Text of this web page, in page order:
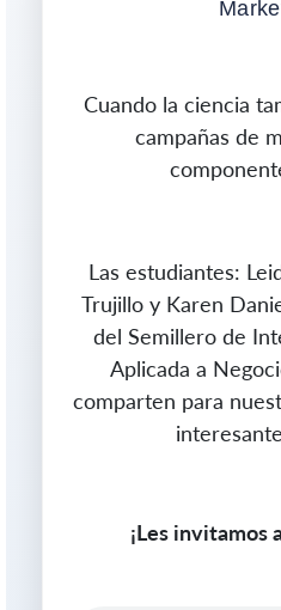
Cuando la ciencia
campañas de
Las estudiantes:
Trujillo y Karen
del Semillero de
Aplicada a
comparten para
¡Les invitamos